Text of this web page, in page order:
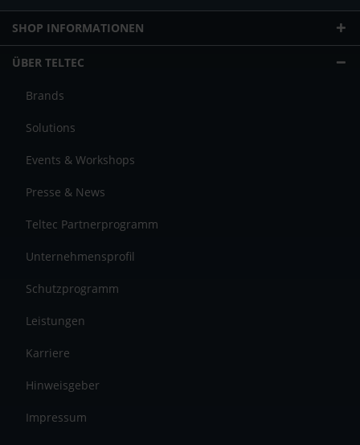
SHOP INFORMATIONEN
ÜBER TELTEC
Brands
Solutions
Events & Workshops
Presse & News
Teltec Partnerprogramm
Unternehmensprofil
Schutzprogramm
Leistungen
Karriere
Hinweisgeber
Impressum